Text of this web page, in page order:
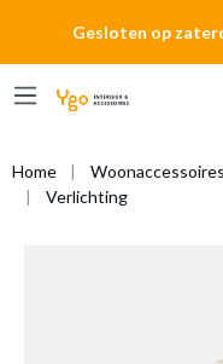
Gesloten op
Home Woonaccessoires
Verlichting